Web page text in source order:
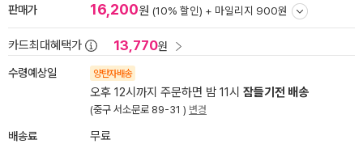
판매가 16,200원 (10% 할인) + 마일리지 900원
카드최대혜택가 13,770원
수령예상일 양탄자배송
오후 12시까지 주문하면 밤 11시 잠들기전 배송
(중구 서소문로 89-31 ) 변경
배송료 무료